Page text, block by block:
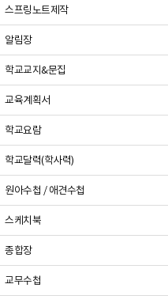
스프링노트제작
알림장
학교교지&문집
교육계획서
학교요람
학교달력(학사력)
원아수첩 / 애견수첩
스케치북
종합장
교무수첩